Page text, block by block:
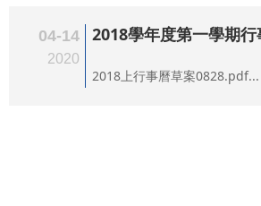
04-14
2020
2018學年度第一學期行
2018上行事曆草案0828.pdf...